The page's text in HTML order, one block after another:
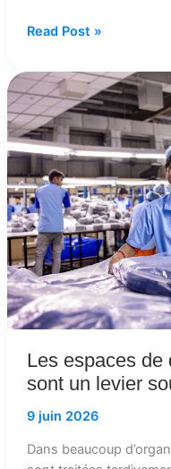
Read Post »
Les espaces de
sont un levier
9 juin 2026
Dans beaucoup
Les
espaces
de
discussion
sur
le
travail
sont
un
levier
souvent
sous-
estimé